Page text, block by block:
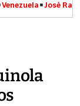
Venezuela José